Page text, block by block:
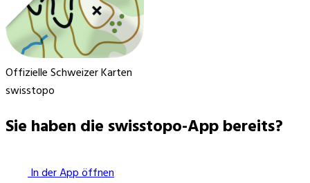
Offizielle Schweizer Karten
swisstopo
Sie haben die swisstopo-App bereits?
In der App öffnen